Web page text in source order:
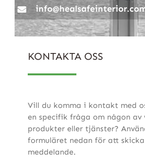
KONTAKTA OSS
Vill du komma i kontakt med
en specifik fråga om någon av
produkter eller tjänster?
formuläret nedan för att
meddelande.